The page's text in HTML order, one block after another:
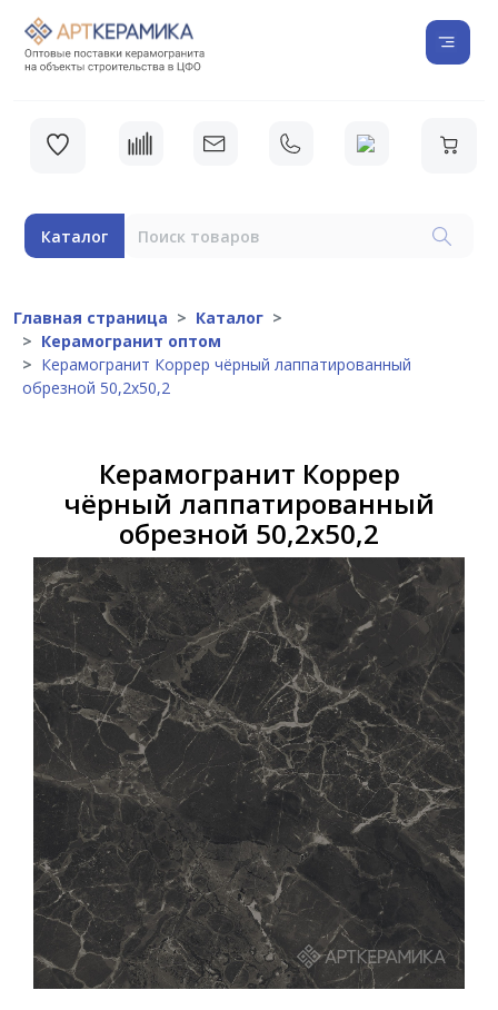
Каталог
Главная страница
Каталог
Керамогранит оптом
Керамогранит Коррер чёрный лаппатированный
обрезной 50,2х50,2
Керамогранит Коррер
чёрный лаппатированный
обрезной 50,2х50,2